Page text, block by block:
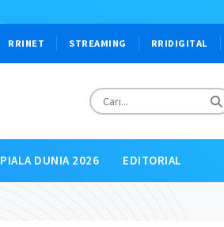
RRINET STREAMING RRIDIGITAL
PIALA DUNIA 2026 EDITORIAL